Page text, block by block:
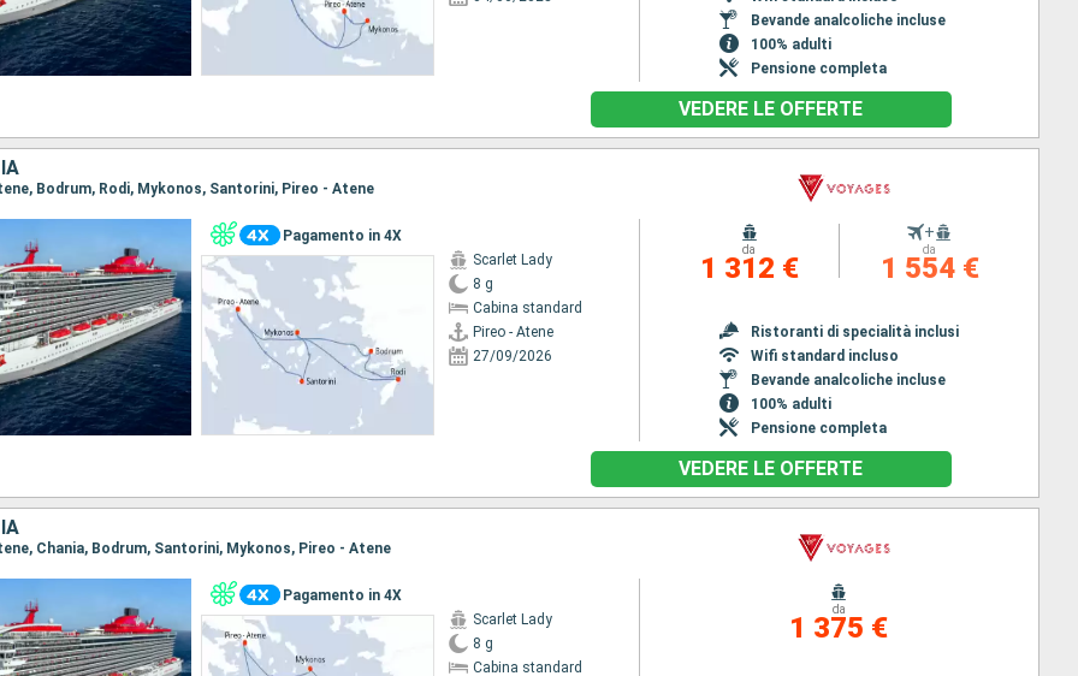
Bevande analcoliche incluse
100% adulti
Pensione completa
VEDERE LE OFFERTE
Bodrum, Rodi, Mykonos, Santorini, Pireo - Atene
Pagamento in 4X
Scarlet Lady
8 g
Cabina standard
Pireo - Atene
27/09/2026
da
1 312 €
+
da
1 554 €
Ristoranti di specialità inclusi
Wifi standard incluso
Bevande analcoliche incluse
100% adulti
Pensione completa
VEDERE LE OFFERTE
Chania, Bodrum, Santorini, Mykonos, Pireo - Atene
Pagamento in 4X
Scarlet Lady
8 g
Cabina standard
da
1 375 €